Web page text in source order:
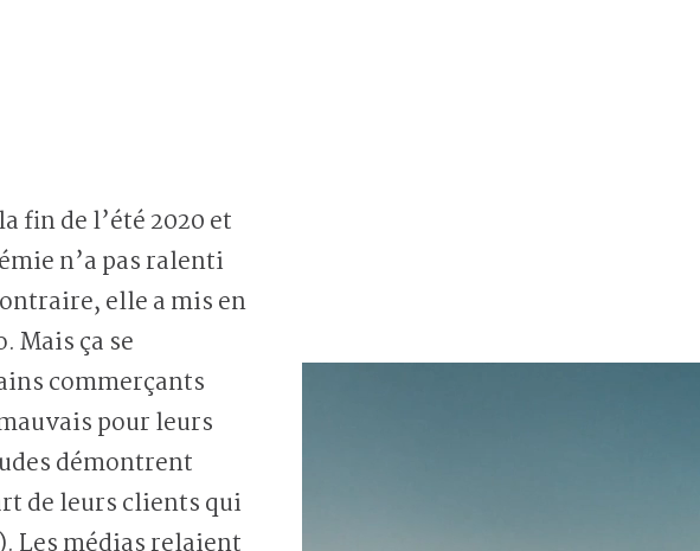
fin de l’été 2020 et
n’a pas ralenti
elle a mis en
Mais ça se
commerçants
pour leurs
démontrent
de leurs clients qui